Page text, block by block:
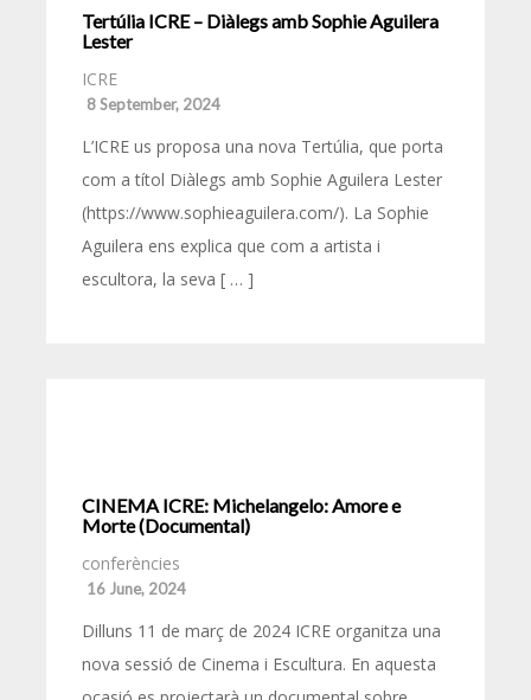
Tertúlia ICRE – Diàlegs amb Sophie Aguilera
Lester
ICRE
8 September, 2024
L’ICRE us proposa una nova Tertúlia, que porta
com a títol Diàlegs amb Sophie Aguilera Lester
(https://www.sophieaguilera.com/). La Sophie
Aguilera ens explica que com a artista i
escultora, la seva [ … ]
CINEMA ICRE: Michelangelo: Amore e
Morte (Documental)
conferències
16 June, 2024
Dilluns 11 de març de 2024 ICRE organitza una
nova sessió de Cinema i Escultura. En aquesta